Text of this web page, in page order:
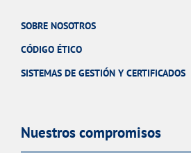
SOBRE NOSOTROS
CÓDIGO ÉTICO
SISTEMAS DE GESTIÓN Y CERTIFICADOS
Nuestros compromisos